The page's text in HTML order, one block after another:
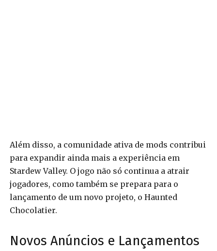
Além disso, a comunidade ativa de mods contribui
para expandir ainda mais a experiência em
Stardew Valley. O jogo não só continua a atrair
jogadores, como também se prepara para o
lançamento de um novo projeto, o Haunted
Chocolatier.
Novos Anúncios e Lançamentos